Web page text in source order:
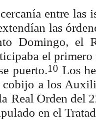
entre las
las
Domingo, el
el primero
puerto.10 Los
cobijo a los
Real Orden del
en el